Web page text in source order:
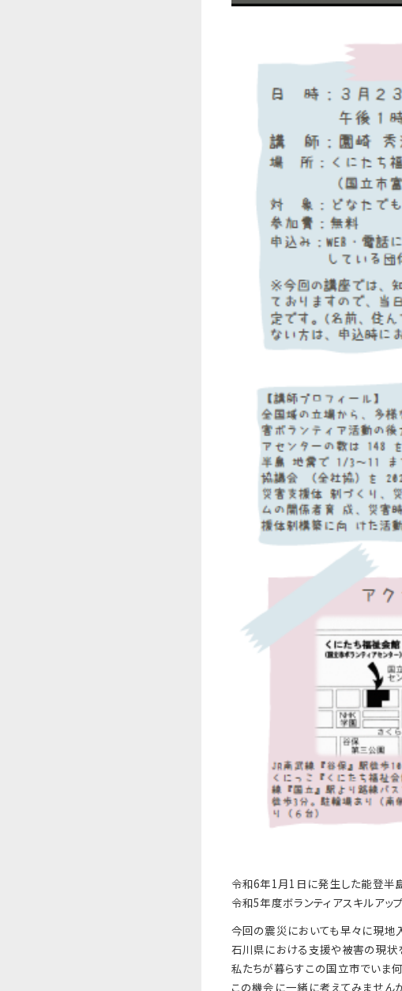
令和6年1月1日に発生した能登半
令和5年度ボランティアスキルアッ
今回の震災においても早々に現地
石川県における支援や被害の現状
私たちが暮らすこの国立市でいま
この機会に一緒に考えてみませんか